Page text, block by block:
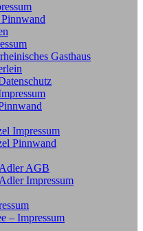
Gasthaus
Impressum
Pinnwand
AGB
Impressum
– Impressum